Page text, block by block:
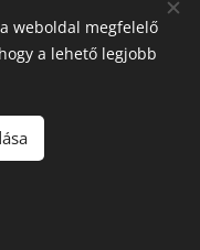
kezelést. Móni
mindig
weboldal megfelelő
a lehető legjobb